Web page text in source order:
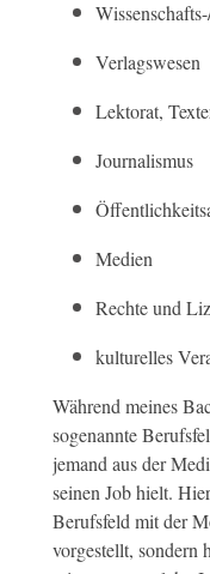
Verlagswesen
Lektorat,
Journalismus
Medien
Rechte und
kulturelles
Während meines
sogenannte
jemand aus der
seinen Job hielt.
Berufsfeld mit der
vorgestellt, sondern